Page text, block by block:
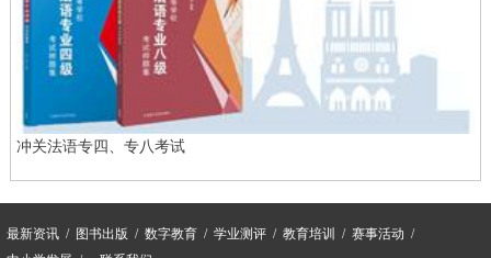
冲关法语专四、专八考试
最新资讯 图书出版 数字教育 学业测评 教育培训
赛事活动